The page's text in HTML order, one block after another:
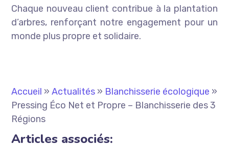
Chaque nouveau client contribue à la plantation
d’arbres, renforçant notre engagement pour un
monde plus propre et solidaire.
Accueil »Actualités » Blanchisserie écologique »
Pressing Éco Net et Propre – Blanchisserie des 3
Régions
Articles associés: